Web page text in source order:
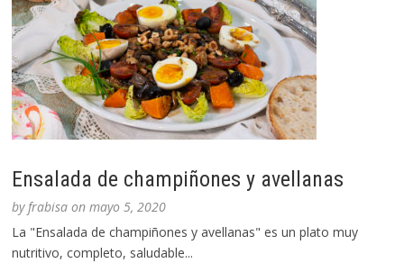
Ensalada de champiñones y avellanas
byfrabisa onmayo 5, 2020
La "Ensalada de champiñones y avellanas" es un plato muy
nutritivo, completo, saludable...